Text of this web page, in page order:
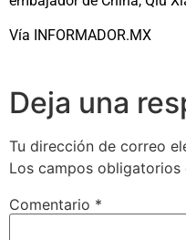
Vía INFORMADOR.MX
Deja una
Tu dirección de correo
Los campos obligatorios
Comentario *